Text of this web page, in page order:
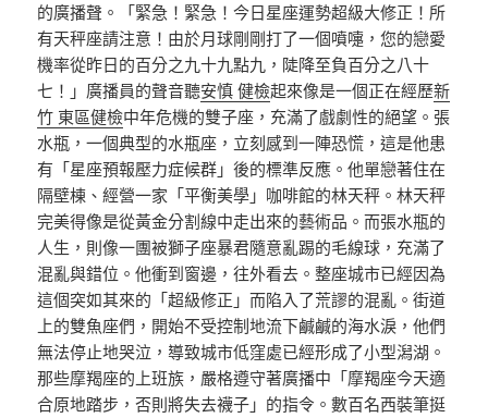
的廣播聲。「緊急！緊急！今日星座運勢超級大修正！所
有天秤座請注意！由於月球剛剛打了一個噴嚏，您的戀愛
機率從昨日的百分之九十九點九，陡降至負百分之八十
七！」廣播員的聲音聽安慎 健檢起來像是一個正在經歷新
竹 東區健檢中年危機的雙子座，充滿了戲劇性的絕望。張
水瓶，一個典型的水瓶座，立刻感到一陣恐慌，這是他患
有「星座預報壓力症候群」後的標準反應。他單戀著住在
隔壁棟、經營一家「平衡美學」咖啡館的林天秤。林天秤
完美得像是從黃金分割線中走出來的藝術品。而張水瓶的
人生，則像一團被獅子座暴君隨意亂踢的毛線球，充滿了
混亂與錯位。他衝到窗邊，往外看去。整座城市已經因為
這個突如其來的「超級修正」而陷入了荒謬的混亂。街道
上的雙魚座們，開始不受控制地流下鹹鹹的海水淚，他們
無法停止地哭泣，導致城市低窪處已經形成了小型潟湖。
那些摩羯座的上班族，嚴格遵守著廣播中「摩羯座今天適
合原地踏步，否則將失去襪子」的指令。數百名西裝筆挺